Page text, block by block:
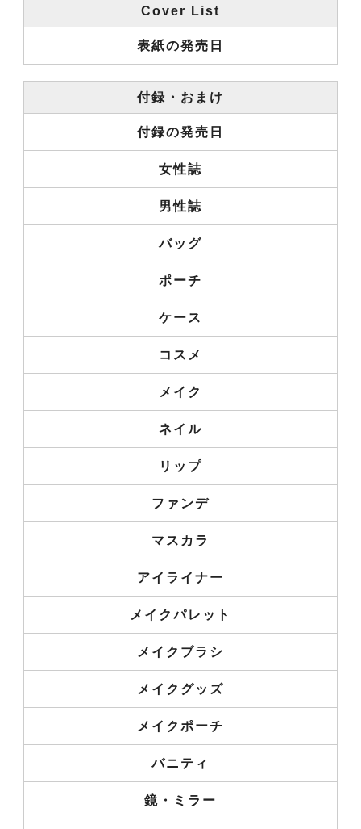
Cover List
表紙の発売日
付録・おまけ
付録の発売日
女性誌
男性誌
バッグ
ポーチ
ケース
コスメ
メイク
ネイル
リップ
ファンデ
マスカラ
アイライナー
メイクパレット
メイクブラシ
メイクグッズ
メイクポーチ
バニティ
鏡・ミラー